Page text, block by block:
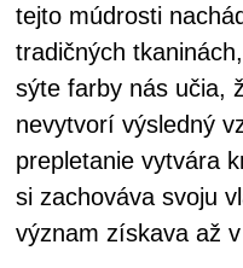
tejto múdrosti
tradičných
sýte farby nás učia,
nevytvorí výsledný
prepletanie vytvára
si zachováva svoju
význam získava až